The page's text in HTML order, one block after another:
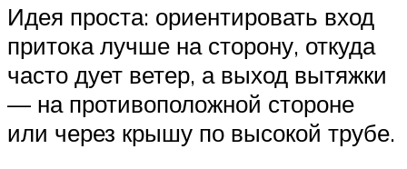
Идея проста: ориентировать вход
притока лучше на сторону, откуда
часто дует ветер, а выход вытяжки
— на противоположной стороне
или через крышу по высокой трубе.